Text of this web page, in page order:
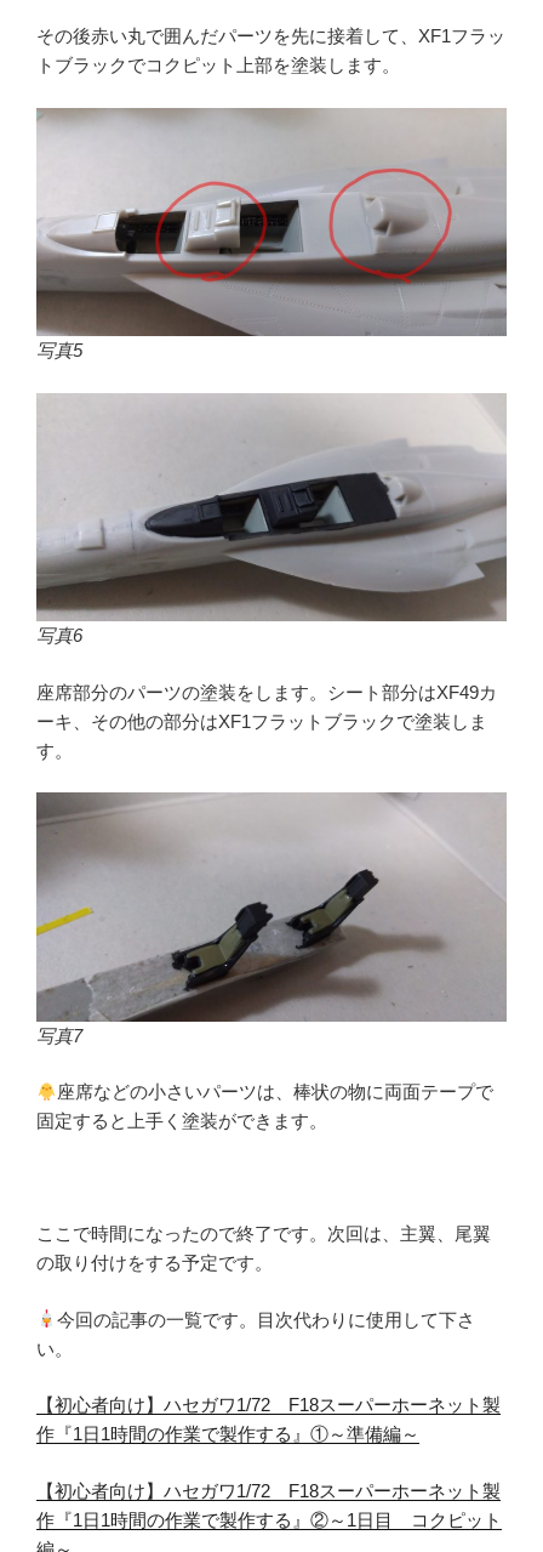
その後赤い丸で囲んだパーツを先に接着して、XF1フラッ
トブラックでコクピット上部を塗装します。
写真5
写真6
座席部分のパーツの塗装をします。シート部分はXF49カ
ーキ、その他の部分はXF1フラットブラックで塗装しま
す。
写真7
座席などの小さいパーツは、棒状の物に両面テープで
固定すると上手く塗装ができます。
ここで時間になったので終了です。次回は、主翼、尾翼
の取り付けをする予定です。
今回の記事の一覧です。目次代わりに使用して下さ
い。
【初心者向け】ハセガワ1/72 F18スーパーホーネット製
作『1日1時間の作業で製作する』①～準備編～
【初心者向け】ハセガワ1/72 F18スーパーホーネット製
作『1日1時間の作業で製作する』②～1日目 コクピット